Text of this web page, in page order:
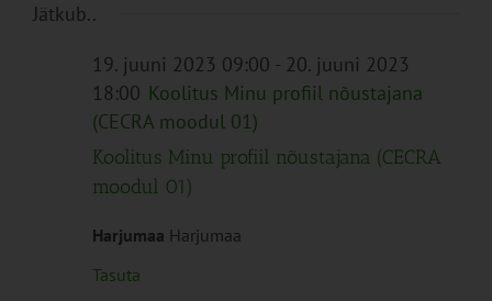
Navigation
kuupäev.
Jätkub..
19. juuni 2023 09:00 - 20. juuni 2023
18:00 Koolitus Minu profiil nõustajana
(CECRA moodul 01)
Koolitus Minu profiil nõustajana (CECRA
moodul 01)
Harjumaa Harjumaa
Tasuta